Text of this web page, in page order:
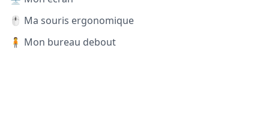
🖱️ Ma souris ergonomique
🧍 Mon bureau debout